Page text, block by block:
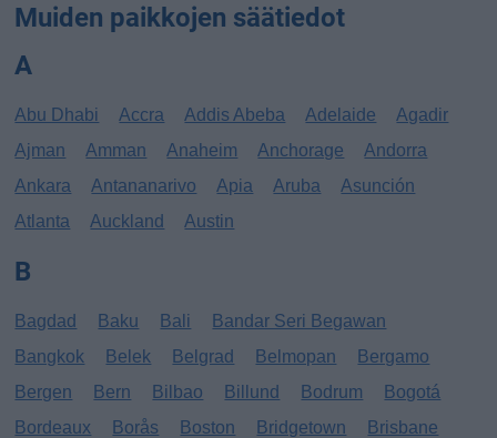
Muiden paikkojen säätiedot
A
Abu Dhabi Accra Addis Abeba Adelaide
Agadir
Ajman
Amman Anaheim Anchorage
Andorra
Ankara
Antananarivo Apia Aruba
Asunción
Atlanta
Auckland Austin
B
Bagdad Baku Bali
Bandar Seri Begawan
Bangkok
Belek Belgrad Belmopan
Bergamo
Bergen
Bern Bilbao Billund Bodrum
Bogotá
Bordeaux
Borås Boston Bridgetown
Brisbane